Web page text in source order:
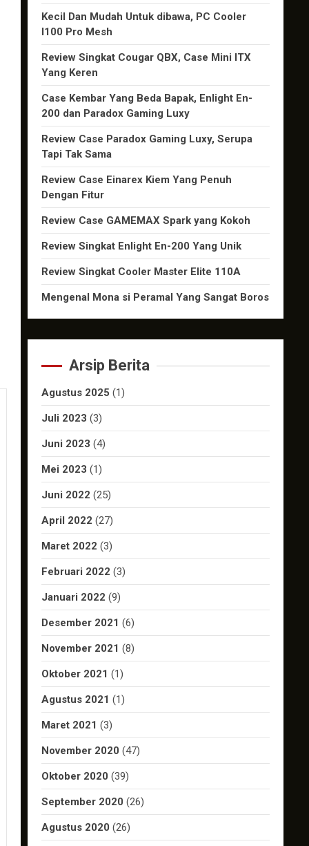
Kecil Dan Mudah Untuk dibawa, PC Cooler
I100 Pro Mesh
Review Singkat Cougar QBX, Case Mini ITX
Yang Keren
Case Kembar Yang Beda Bapak, Enlight En-
200 dan Paradox Gaming Luxy
Review Case Paradox Gaming Luxy, Serupa
Tapi Tak Sama
Review Case Einarex Kiem Yang Penuh
Dengan Fitur
Review Case GAMEMAX Spark yang Kokoh
Review Singkat Enlight En-200 Yang Unik
Review Singkat Cooler Master Elite 110A
Mengenal Mona si Peramal Yang Sangat Boros
Arsip Berita
Agustus 2025 (1)
Juli 2023 (3)
Juni 2023 (4)
Mei 2023 (1)
Juni 2022 (25)
April 2022 (27)
Maret 2022 (3)
Februari 2022 (3)
Januari 2022 (9)
Desember 2021 (6)
November 2021 (8)
Oktober 2021 (1)
Agustus 2021 (1)
Maret 2021 (3)
November 2020 (47)
Oktober 2020 (39)
September 2020 (26)
Agustus 2020 (26)